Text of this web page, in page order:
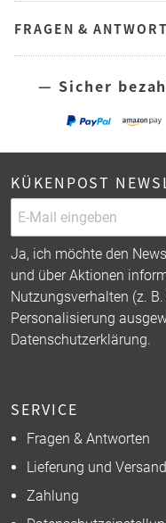
FRAGEN &
— Sicher
KÜKENPOST
Ja, ich möchte den
und über Aktionen
Nutzungsverhalten (z.
Personalisierung
Datenschutzerklärung.
SERVICE
Fragen & Antworten
Lieferung und Versand
Zahlung